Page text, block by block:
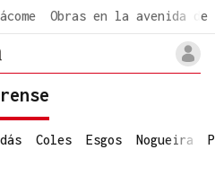
Obras en la avenida de
Coles Esgos Nogueira